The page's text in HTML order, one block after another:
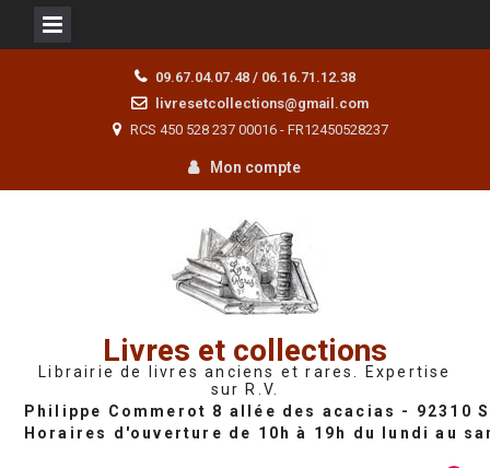
09.67.04.07.48 / 06.16.71.12.38
livresetcollections@gmail.com
RCS 450 528 237 00016 - FR12450528237
Mon compte
Livres et collections
Librairie de livres anciens et rares. Expertise
sur R.V.